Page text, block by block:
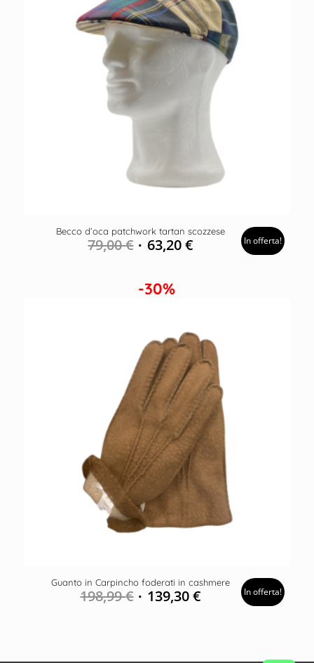
Becco d’oca patchwork tartan scozzese
79,00€ 63,20€ In offerta!
-30%
Guanto in Carpincho foderati in cashmere
198,99€ 139,30€ In offerta!